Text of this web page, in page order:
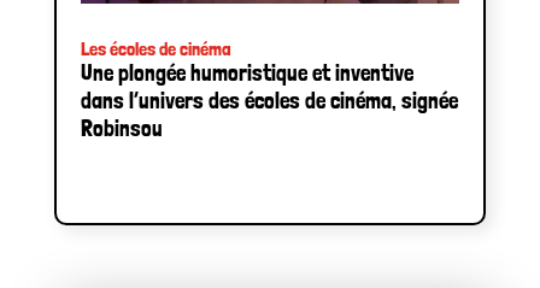
Les écoles de cinéma
Une plongée humoristique et inventive
dans l’univers des écoles de cinéma, signée
Robinsou